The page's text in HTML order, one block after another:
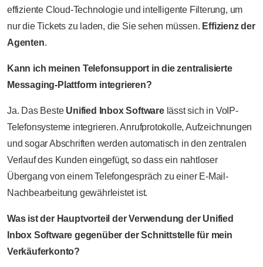
effiziente Cloud-Technologie und intelligente Filterung, um
nur die Tickets zu laden, die Sie sehen müssen. Effizienz der
Agenten.
Kann ich meinen Telefonsupport in die zentralisierte
Messaging-Plattform integrieren?
Ja. Das Beste Unified Inbox Softwarelässt sich in VoIP-
Telefonsysteme integrieren. Anrufprotokolle, Aufzeichnungen
und sogar Abschriften werden automatisch in den zentralen
Verlauf des Kunden eingefügt, so dass ein nahtloser
Übergang von einem Telefongespräch zu einer E-Mail-
Nachbearbeitung gewährleistet ist.
Was ist der Hauptvorteil der Verwendung der Unified
Inbox Software gegenüber der Schnittstelle für mein
Verkäuferkonto?